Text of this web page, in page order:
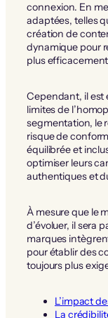
connexion. En
adaptées, telles
création de
dynamique pour
plus
Cependant, il est
limites de
segmentation, le
risque de
équilibrée et
optimiser leurs
authentiques et
À mesure que le
d’évoluer, il sera
marques
pour établir des
toujours plus
L’impact
La